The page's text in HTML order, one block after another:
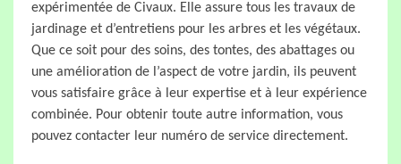
expérimentée de Civaux. Elle assure tous les travaux de
jardinage et d’entretiens pour les arbres et les végétaux.
Que ce soit pour des soins, des tontes, des abattages ou
une amélioration de l’aspect de votre jardin, ils peuvent
vous satisfaire grâce à leur expertise et à leur expérience
combinée. Pour obtenir toute autre information, vous
pouvez contacter leur numéro de service directement.